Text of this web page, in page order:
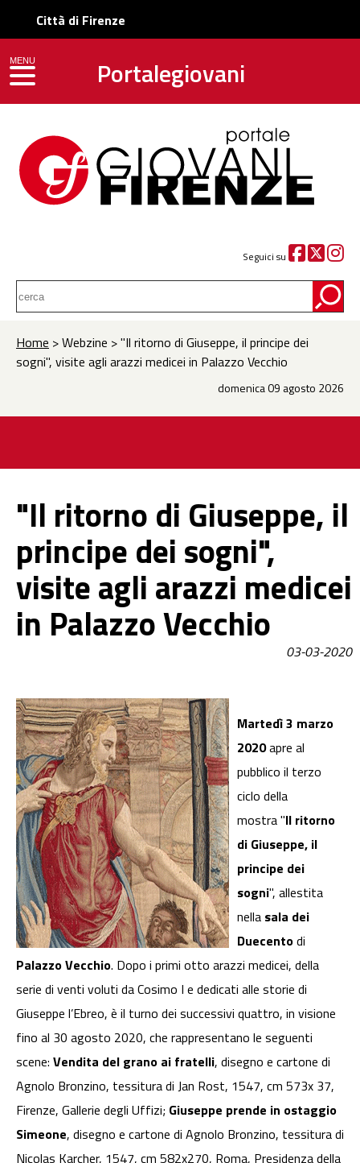
Città di Firenze
Portalegiovani
Seguici su
MENU
toggle navigation
Home > Webzine > "Il ritorno di Giuseppe, il principe dei
sogni", visite agli arazzi medicei in Palazzo Vecchio
domenica 09 agosto 2026
"Il ritorno di Giuseppe, il
principe dei sogni",
visite agli arazzi medicei
in Palazzo Vecchio
03-03-2020
Martedì 3 marzo
2020apre al
pubblico il terzo
ciclo della
mostra "Il ritorno
di Giuseppe, il
principe dei
sogni", allestita
nella sala dei
Duecentodi
Palazzo Vecchio. Dopo i primi otto arazzi medicei, della
serie di venti voluti da Cosimo I e dedicati alle storie di
Giuseppe l’Ebreo, è il turno dei successivi quattro, in visione
fino al 30 agosto 2020, che rappresentano le seguenti
scene: Vendita del grano ai fratelli, disegno e cartone di
Agnolo Bronzino, tessitura di Jan Rost, 1547, cm 573x 37,
Firenze, Gallerie degli Uffizi; Giuseppe prende in ostaggio
Simeone, disegno e cartone di Agnolo Bronzino, tessitura di
Nicolas Karcher, 1547, cm 582x270, Roma, Presidenza della